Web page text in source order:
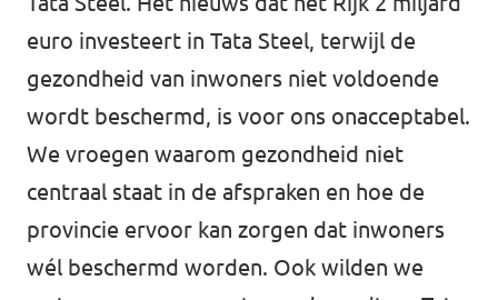
euro investeert in Tata Steel, terwijl de
gezondheid van inwoners niet voldoende
wordt beschermd, is voor ons onacceptabel.
We vroegen waarom gezondheid niet
centraal staat in de afspraken en hoe de
provincie ervoor kan zorgen dat inwoners
wél beschermd worden. Ook wilden we